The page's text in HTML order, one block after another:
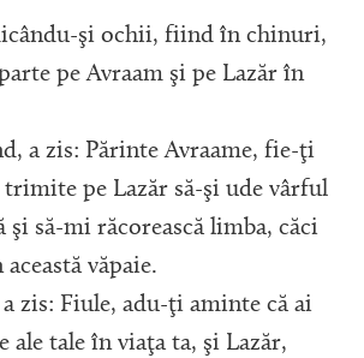
şi ochii, fiind în chinuri,
pe Avraam şi pe Lazăr în
a zis: Părinte Avraame, fie-ţi
pe Lazăr să-şi ude vârful
şi să-mi răcorească limba, căci
văpaie.
a zis: Fiule, adu-ţi aminte că ai
ale tale în viaţa ta, şi Lazăr,